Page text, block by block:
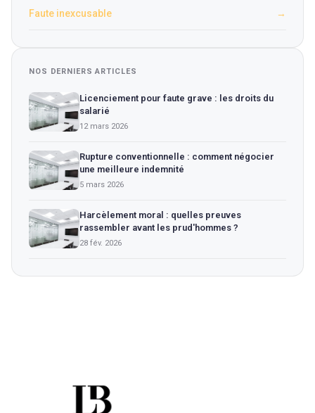
Faute inexcusable →
NOS DERNIERS ARTICLES
Licenciement pour faute grave : les droits du
salarié
12 mars 2026
Rupture conventionnelle : comment négocier
une meilleure indemnité
5 mars 2026
Harcèlement moral : quelles preuves
rassembler avant les prud'hommes ?
28 fév. 2026